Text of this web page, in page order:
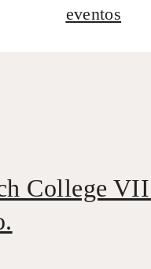
eventos
College